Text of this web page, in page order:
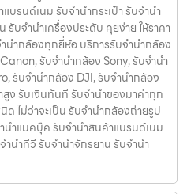
รนด์เนม รับจํานํากระเป๋า รับจํานํา
บจํานําเครื่องประดับ คุยง่าย ให้ราคา
นำกล้องทุกยี่ห้อ บริการรับจำนำกล้อง
รับจำนำกล้อง Sony, รับจำนำ
รับจำนำกล้อง DJI, รับจำนำกล้อง
ง รับเงินทันที รับจำนำของมาค่าทุก
ไม่ว่าจะเป็น รับจํานํากล้องถ่ายรูป
นําแมคบุ๊ค รับจํานําสินค้าแบรนด์เนม
านําทีวี รับจํานําจักรยาน รับจํานํา